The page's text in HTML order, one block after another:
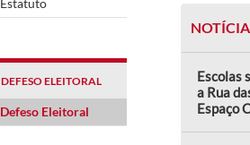
DEFESO ELEITORAL
Defeso Eleitoral
Escolas
a Rua
Espaço